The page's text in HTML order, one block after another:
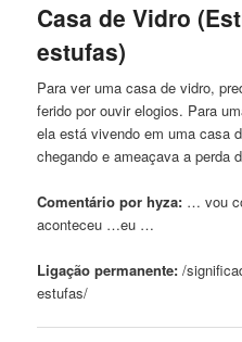
Casa de Vidro
estufas)
Para ver umacasa de vidro,
ferido por ouvir elogios. Para
ela está vivendo em umacasa
chegando e ameaçavaa perda
Comentário por hyza: … vou
aconteceu …eu …
Ligação permanente: /
estufas/